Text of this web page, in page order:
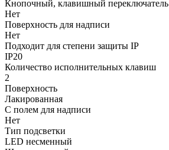
Кнопочный, клавишный переключатель
Нет
Поверхность для надписи
Нет
Подходит для степени защиты IP
IP20
Количество исполнительных клавиш
2
Поверхность
Лакированная
С полем для надписи
Нет
Тип подсветки
LED несменный